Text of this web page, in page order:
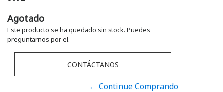
Agotado
Este producto se ha quedado sin stock. Puedes
preguntarnos por el.
CONTÁCTANOS
← Continue Comprando